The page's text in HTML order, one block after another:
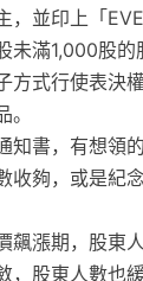
，並印上「
未滿1,000股
方式行使表決
知書，有想領
收夠，或是紀
飆漲期，股東
，股東人數也